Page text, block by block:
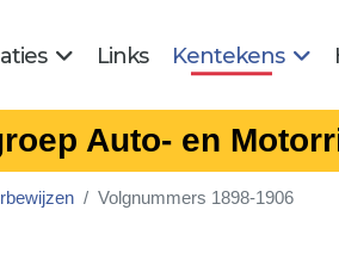
Links Kentekens
Auto- en
Volgnummers 1898-1906